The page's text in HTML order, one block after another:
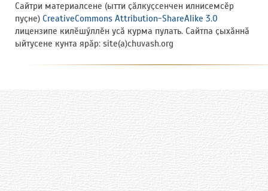
Сайтри материалсене (ытти ҫӑлкуҫсенчен илнисемсӗр
пуҫне) CreativeCommons Attribution-ShareAlike 3.0
лицензипе килӗшӳллӗн усӑ курма пулать. Сайтпа ҫыхӑннӑ
ыйтусене кунта ярӑр: site(a)chuvash.org